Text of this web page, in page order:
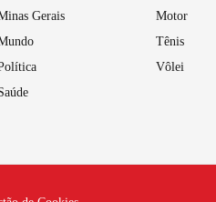
Gerais
Motor
Tênis
Vôlei